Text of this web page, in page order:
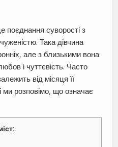
поєднання суворості з
Така дівчина
але з близькими вона
і чуттєвість. Часто
від місяця її
ми розповімо, що означає